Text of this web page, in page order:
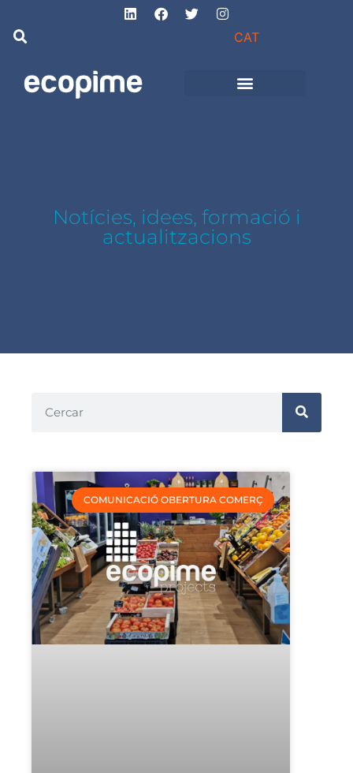
CAT
Notícies, idees, formació i
actualitzacions
COMUNICACIÓ OBERTURA COMERÇ